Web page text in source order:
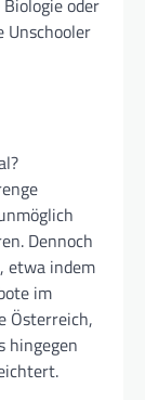
oder
Dennoch
etwa indem
im
Österreich,
hingegen